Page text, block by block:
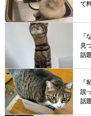
て
「
見
話
「
誤
話